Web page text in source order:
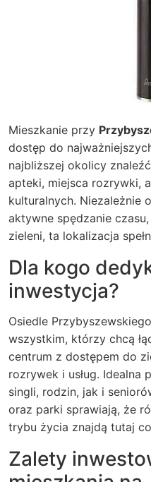
Mieszkanie przy
dostęp do
najbliższej okolicy
apteki, miejsca rozrywki,
kulturalnych. Niezależnie
aktywne spędzanie
zieleni, ta lokalizacja
Dla kogo
inwestycja?
Osiedle
wszystkim, którzy chcą
centrum z dostępem do
rozrywek i usług. Idealna
singli, rodzin, jak i
oraz parki sprawiają, że
trybu życia znajdą tutaj
Zalety